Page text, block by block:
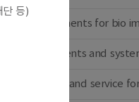
and equipments for bio
agents and
apparatus and service
단 등)